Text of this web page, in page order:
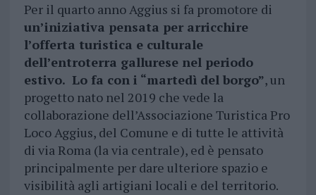
Per il quarto anno Aggius si fa promotore di
un’iniziativa pensata per arricchire
l’offerta turistica e culturale
dell’entroterra gallurese nel periodo
estivo. Lo fa con i “martedì del borgo”, un
progetto nato nel 2019 che vede la
collaborazione dell’Associazione Turistica Pro
Loco Aggius, del Comune e di tutte le attività
di via Roma (la via centrale), ed è pensato
principalmente per dare ulteriore spazio e
visibilità agli artigiani locali e del territorio.